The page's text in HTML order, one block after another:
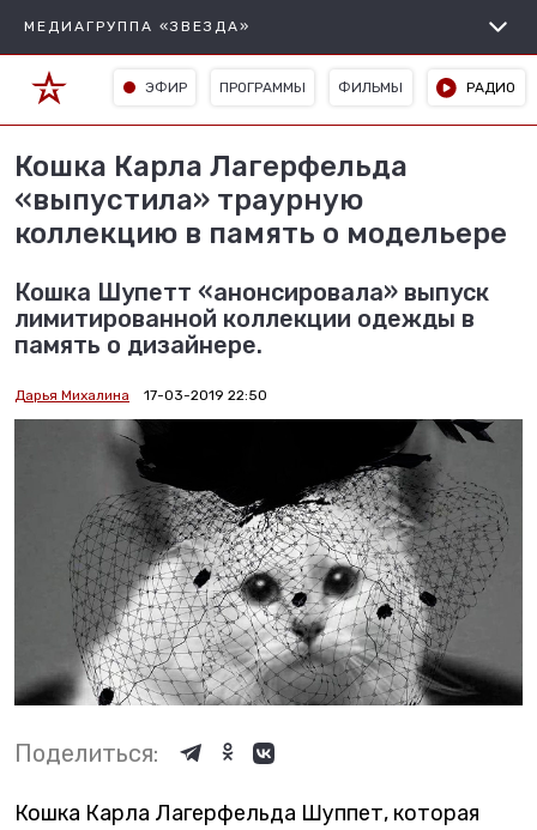
МЕДИАГРУППА «ЗВЕЗДА»
ЭФИР ПРОГРАММЫ ФИЛЬМЫ РАДИО
Кошка Карла Лагерфельда
«выпустила» траурную
коллекцию в память о модельере
Кошка Шупетт «анонсировала» выпуск
лимитированной коллекции одежды в
память о дизайнере.
Дарья Михалина 17-03-2019 22:50
Поделиться:
Кошка Карла Лагерфельда Шуппет, которая